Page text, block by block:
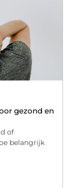
gezond en
of
belangrijk